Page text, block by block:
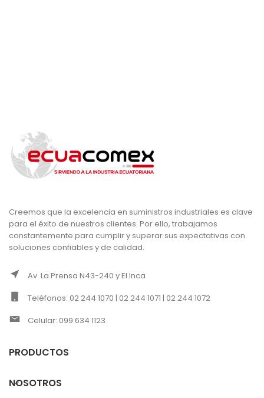
Creemos que la excelencia en suministros industriales es clave
para el éxito de nuestros clientes. Por ello, trabajamos
constantemente para cumplir y superar sus expectativas con
soluciones confiables y de calidad.
Av. La Prensa N43-240 y El Inca
Teléfonos: 02 244 1070 | 02 244 1071 | 02 244 1072
Celular: 099 634 1123
PRODUCTOS
NOSOTROS